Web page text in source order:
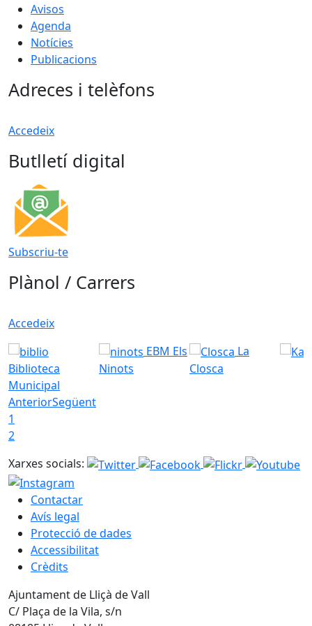
Avisos
Agenda
Notícies
Publicacions
Adreces i telèfons
Accedeix
Butlletí digital
Subscriu-te
Plànol / Carrers
Accedeix
Biblioteca
Municipal
EBM Els
Ninots
La
Closca
AnteriorSegüent
1
2
Xarxes socials:
Contactar
Avís legal
Protecció de dades
Accessibilitat
Crèdits
Ajuntament de Lliçà de Vall
C/ Plaça de la Vila, s/n